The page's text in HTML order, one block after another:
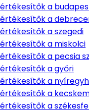
a
a
a szegedi
a miskolci
a pecsia
a győri
a
a
a